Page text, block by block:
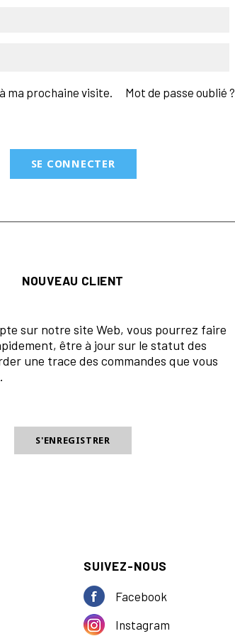
ma prochaine visite. Mot de passe oublié ?
NOUVEAU CLIENT
sur notre site Web, vous pourrez faire
être à jour sur le statut des
une trace des commandes que vous
SUIVEZ-NOUS
Facebook
Instagram